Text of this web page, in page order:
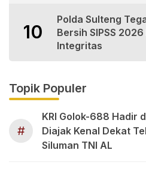
10
Polda Sulteng
Bersih SIPSS
Integritas
Topik Populer
#
KRI Golok-688 Hadir
Diajak Kenal Dekat
Siluman TNI AL